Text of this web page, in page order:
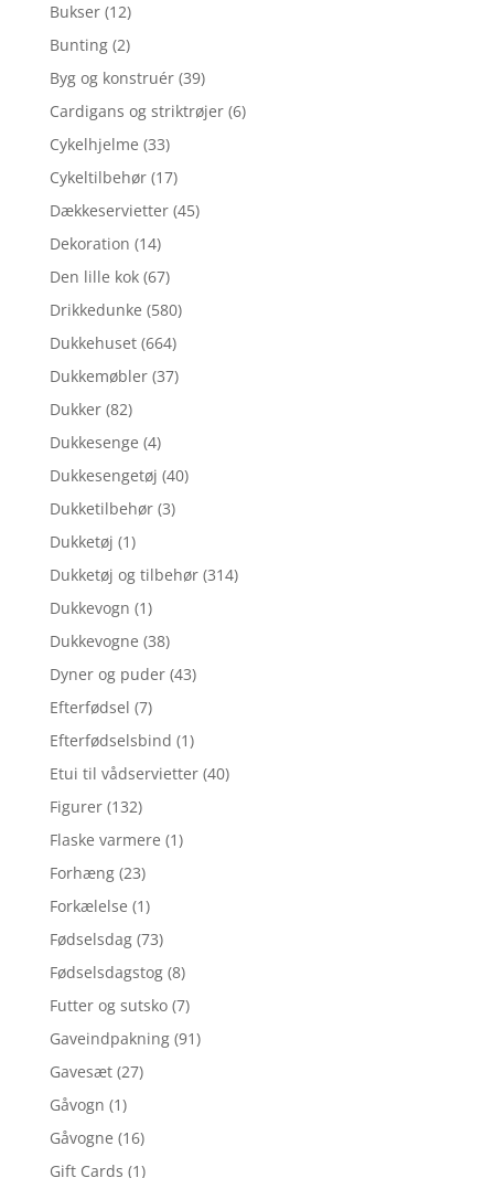
Bukser (12)
Bunting (2)
Byg og konstruér (39)
Cardigans og striktrøjer (6)
Cykelhjelme (33)
Cykeltilbehør (17)
Dækkeservietter (45)
Dekoration (14)
Den lille kok (67)
Drikkedunke (580)
Dukkehuset (664)
Dukkemøbler (37)
Dukker (82)
Dukkesenge (4)
Dukkesengetøj (40)
Dukketilbehør (3)
Dukketøj (1)
Dukketøj og tilbehør (314)
Dukkevogn (1)
Dukkevogne (38)
Dyner og puder (43)
Efterfødsel (7)
Efterfødselsbind (1)
Etui til vådservietter (40)
Figurer (132)
Flaske varmere (1)
Forhæng (23)
Forkælelse (1)
Fødselsdag (73)
Fødselsdagstog (8)
Futter og sutsko (7)
Gaveindpakning (91)
Gavesæt (27)
Gåvogn (1)
Gåvogne (16)
Gift Cards (1)